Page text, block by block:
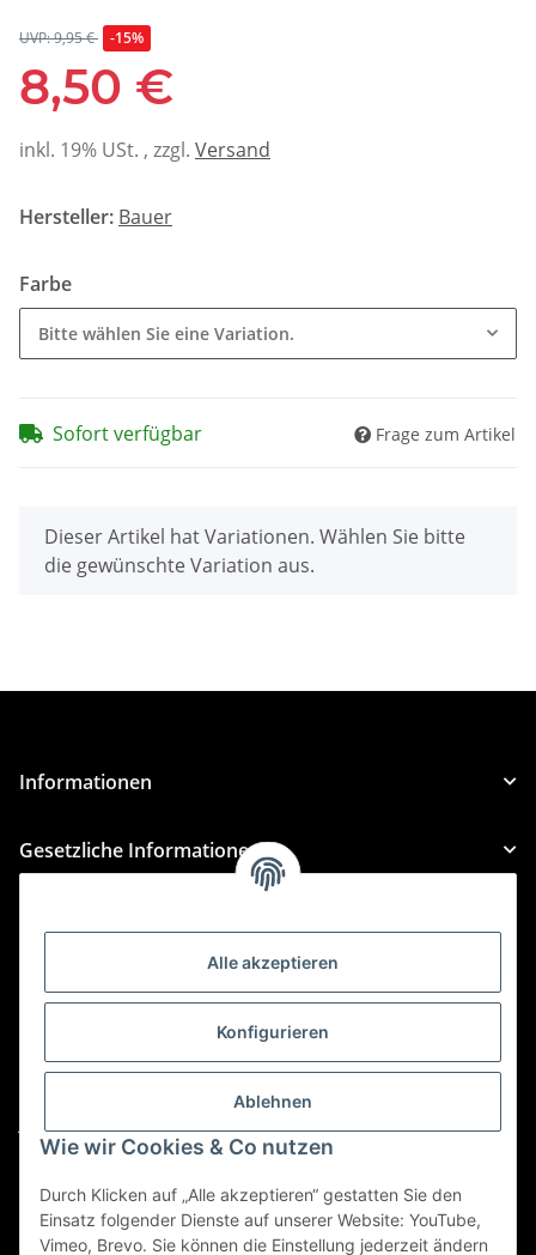
Alle akzeptieren
Konfigurieren
Ablehnen
Wie wir Cookies & Co nutzen
Durch Klicken auf „Alle akzeptieren“ gestatten Sie den
Einsatz folgender Dienste auf unserer Website: YouTube,
Vimeo, Brevo. Sie können die Einstellung jederzeit ändern
UVP: 9,95 € -15%
8,50 €
inkl. 19% USt. , zzgl. Versand
Hersteller: Bauer
Farbe
Bitte wählen Sie eine Variation.
Sofort verfügbar Frage zum Artikel
x
Dieser Artikel hat Variationen. Wählen Sie bitte
die gewünschte Variation aus.
Informationen
Gesetzliche Informationen
Für Custom Anfragen und Custom Bestellungen auch
custom@htr-shop.com
Für Trikot-Anfragen und Bestellungen
teamwear@htr-shop.com
Für Reklamationen und Retouren